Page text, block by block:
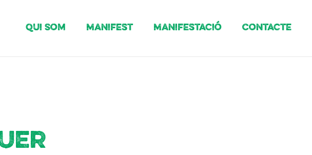
Qui Som Manifest Manifestació Contacte